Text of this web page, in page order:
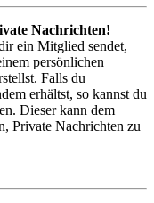
Nachrichten!
ein Mitglied sendet,
persönlichen
Falls du
erhältst, so kannst du
Dieser kann dem
Private Nachrichten zu